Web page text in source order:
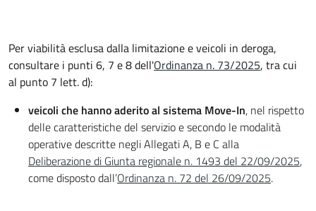
Per viabilità esclusa dalla limitazione e veicoli in deroga,
consultare i punti 6, 7 e 8 dell'Ordinanza n. 73/2025, tra cui
al punto 7 lett. d):
veicoli che hanno aderito al sistema Move-In, nel rispetto
delle caratteristiche del servizio e secondo le modalità
operative descritte negli Allegati A, B e C alla
Deliberazione di Giunta regionale n. 1493 del 22/09/2025,
come disposto dall’Ordinanza n. 72 del 26/09/2025.